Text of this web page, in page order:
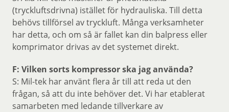
(tryckluftsdrivna) istället för hydrauliska. Till detta
behövs tillförsel av tryckluft. Många verksamheter
har detta, och om så är fallet kan din balpress eller
komprimator drivas av det systemet direkt.
F: Vilken sorts kompressor ska jag använda?
S: Mil-tek har använt flera år till att reda ut den
frågan, så att du inte behöver det. Vi har etablerat
samarbeten med ledande tillverkare av